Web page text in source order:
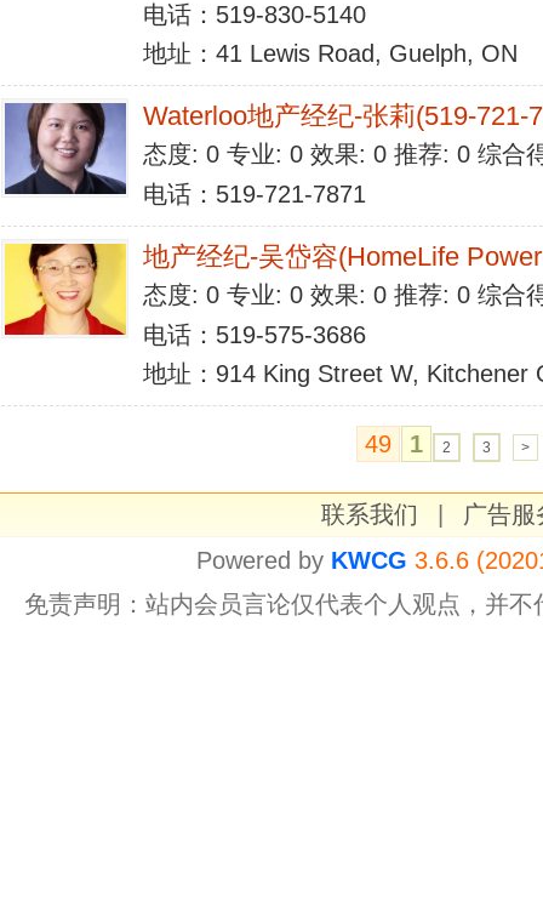
电话：519-830-5140
地址：41 Lewis Road, Guelph, ON
Waterloo地产经纪-张莉(519-721-
态度: 0 专业: 0 效果: 0 推荐: 0 综合
电话：519-721-7871
地产经纪-吴岱容(HomeLife
态度: 0 专业: 0 效果: 0 推荐: 0 综合
电话：519-575-3686
地址：914 King Street W, Kitchener
49 1 2 3 >
联系我们
广告服
Powered by KWCG 3.6.6
免责声明：站内会员言论仅代表个人观点，并